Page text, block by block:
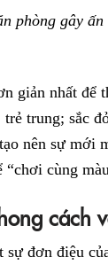
phòng gây
giản nhất để
trung; sắc
nên sự mới
“chơi cùng
cách
sự đơn điệu